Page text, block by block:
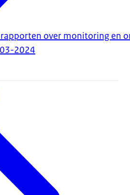
over monitoring en
2024